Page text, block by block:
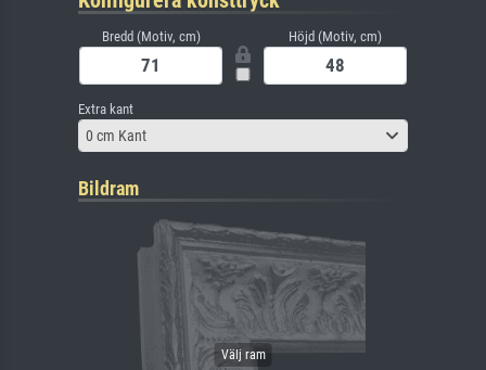
Bredd (Motiv, cm) Höjd (Motiv, cm)
Extra kant
0 cm Kant
Bildram